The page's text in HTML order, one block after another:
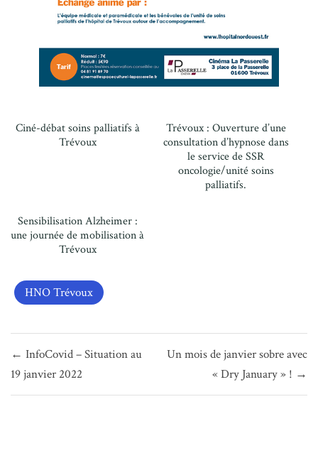
Ciné-débat soins palliatifs à
Trévoux
Trévoux : Ouverture d’une
consultation d’hypnose dans
le service de SSR
oncologie/unité soins
palliatifs.
Sensibilisation Alzheimer :
une journée de mobilisation à
Trévoux
HNO Trévoux
de
l’article
← InfoCovid – Situation au
19 janvier 2022
Un mois de janvier sobre avec
« Dry January » ! →